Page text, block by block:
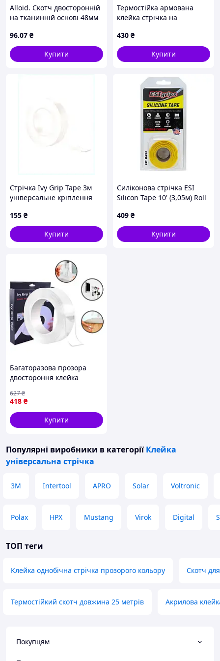
Amaoe DST030 клейка стрічка тонка на PE
основі 10м / товщина 0.3мм / ширина
3мм у містах:
Києві, Харкові, Дніпрі, Одесі, Миколаєві, Запоріжжі,
Львові, Івано-Франківську, Рівному, Луцьку, Ченігові,
Житомирі, Херсоні, Чернівцях, Черкасах, Полтаві,
Сумах, Ужгороді та інших.
Alloid. Скотч двосторонній
на тканинній основі 48мм
96.07 ₴
Купити
Термостійка армована
клейка стрічка на
х 20 м / TAS6.20.150 Best
Choice
430 ₴
Купити
Стрічка Ivy Grip Tape 3м
універсальне кріплення
8X37MA4722
155 ₴
Купити
Силіконова стрічка ESI
Silicon Tape 10' (3,05м) Roll
409 ₴
Купити
Багаторазова прозора
двостороння клейка
кріплення предметів у
будинку й офісі FLAME
418 ₴
627₴
Купити
Популярні виробники в категорії Клейка
універсальна стрічка
3М Intertool APRO Solar Voltronic
Polax HPX Mustang Virok Digital
ТОП теги
Клейка однобічна стрічка прозорого кольору Скотч
Термостійкий скотч довжина 25 метрів Акрилова
Покупцям